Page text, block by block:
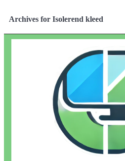
Archives for Isolerend kleed